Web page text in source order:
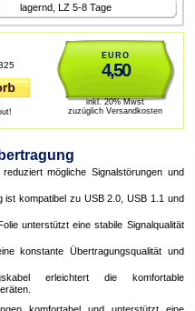
lagernd, LZ 5-8 Tage
EURO
4,50
inkl. 20% Mwst
zuzüglich Versandkosten
mögliche Signalstörungen und
ist kompatibel zu USB 2.0, USB 1.1 und
unterstützt eine stabile Signalqualität
konstante Übertragungsqualität und
erleichtert die komfortable